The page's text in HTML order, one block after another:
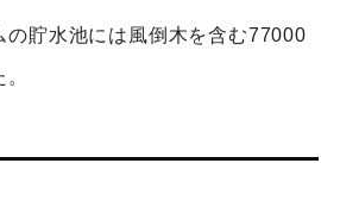
の貯水池には風倒木を含む77000